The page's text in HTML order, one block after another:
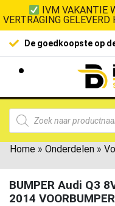
IVM VAKANTIE
VERTRAGING
De goedkoopste op
Home » Onderdelen »
BUMPER Audi Q3
2014